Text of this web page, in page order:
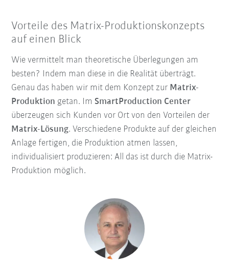
Vorteile des Matrix-Produktionskonzepts
auf einen Blick
Wie vermittelt man theoretische Überlegungen am
besten? Indem man diese in die Realität überträgt.
Genau das haben wir mit dem Konzept zur Matrix-
Produktion getan. ImSmartProduction Center
überzeugen sich Kunden vor Ort von den Vorteilen der
Matrix-Lösung. Verschiedene Produkte auf der gleichen
Anlage fertigen, die Produktion atmen lassen,
individualisiert produzieren: All das ist durch die Matrix-
Produktion möglich.